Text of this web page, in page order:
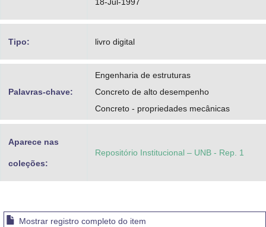
18-Jul-1997
Tipo: livro digital
Palavras-chave:
Engenharia de estruturas
Concreto de alto desempenho
Concreto - propriedades mecânicas
Aparece nas
coleções:
Repositório Institucional – UNB - Rep. 1
Mostrar registro completo do item